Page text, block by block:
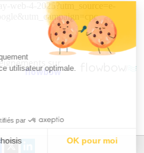
utilisateur optimale.
par
choisis OK pour moi
web-4-2025?utm_source=e-
sur
flowbow
Facebook
X LinkedIn